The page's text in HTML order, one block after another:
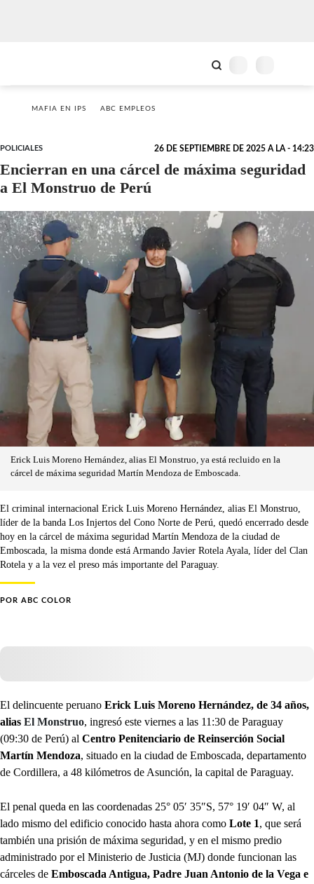
MAFIA EN IPS ABC EMPLEOS
POLICIALES 26 DE SEPTIEMBRE DE 2025 A LA - 14:23
Encierran en una cárcel de máxima seguridad
a El Monstruo de Perú
Erick Luis Moreno Hernández, alias El Monstruo, ya está recluido en la
cárcel de máxima seguridad Martín Mendoza de Emboscada.
El criminal internacional Erick Luis Moreno Hernández, alias El Monstruo,
líder de la banda Los Injertos del Cono Norte de Perú, quedó encerrado desde
hoy en la cárcel de máxima seguridad Martín Mendoza de la ciudad de
Emboscada, la misma donde está Armando Javier Rotela Ayala, líder del Clan
Rotela y a la vez el preso más importante del Paraguay.
POR ABC COLOR
El delincuente peruano Erick Luis Moreno Hernández, de 34 años,
alias El Monstruo, ingresó este viernes a las 11:30 de Paraguay
(09:30 de Perú) al Centro Penitenciario de Reinserción Social
Martín Mendoza, situado en la ciudad de Emboscada, departamento
de Cordillera, a 48 kilómetros de Asunción, la capital de Paraguay.
El penal queda en las coordenadas 25° 05′ 35″S, 57° 19′ 04″ W, al
lado mismo del edificio conocido hasta ahora como Lote 1, que será
también una prisión de máxima seguridad, y en el mismo predio
administrado por el Ministerio de Justicia (MJ) donde funcionan las
cárceles de Emboscada Antigua, Padre Juan Antonio de la Vega e